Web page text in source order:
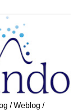
/ Weblog /